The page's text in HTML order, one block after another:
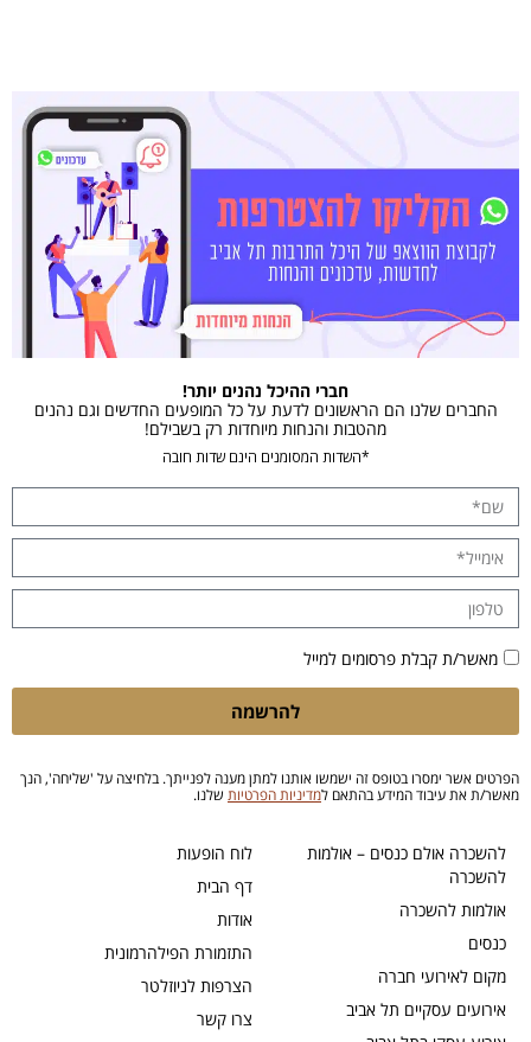
לוח הופעות
דף הבית
אודות
התזמורת הפילהרמונית
הצרפות לניוזלטר
צרו קשר
להשכרה אולם כנסים – אולמות
להשכרה
אולמות להשכרה
כנסים
מקום לאירועי חברה
אירועים עסקיים תל אביב
חברי ההיכל נהנים יותר!
החברים שלנו הם הראשונים לדעת על כל המופעים החדשים וגם נהנים
מהטבות והנחות מיוחדות רק בשבילם!
*השדות המסומנים הינם שדות חובה
מאשר/ת קבלת פרסומים למייל
להרשמה
הפרטים אשר ימסרו בטופס זה ישמשו אותנו למתן מענה לפנייתך. בלחיצה על 'שליחה', הנך
מאשר/ת את עיבוד המידע בהתאם למדיניות הפרטיות שלנו.